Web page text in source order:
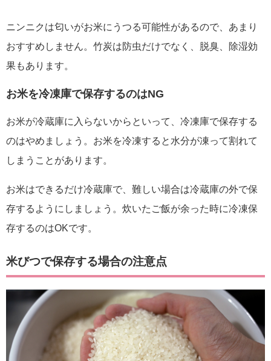
ニンニクは匂いがお米にうつる可能性があるので、あまり
おすすめしません。竹炭は防虫だけでなく、脱臭、除湿効
果もあります。
お米を冷凍庫で保存するのはNG
お米が冷蔵庫に入らないからといって、冷凍庫で保存する
のはやめましょう。お米を冷凍すると水分が凍って割れて
しまうことがあります。
お米はできるだけ冷蔵庫で、難しい場合は冷蔵庫の外で保
存するようにしましょう。炊いたご飯が余った時に冷凍保
存するのはOKです。
米びつで保存する場合の注意点